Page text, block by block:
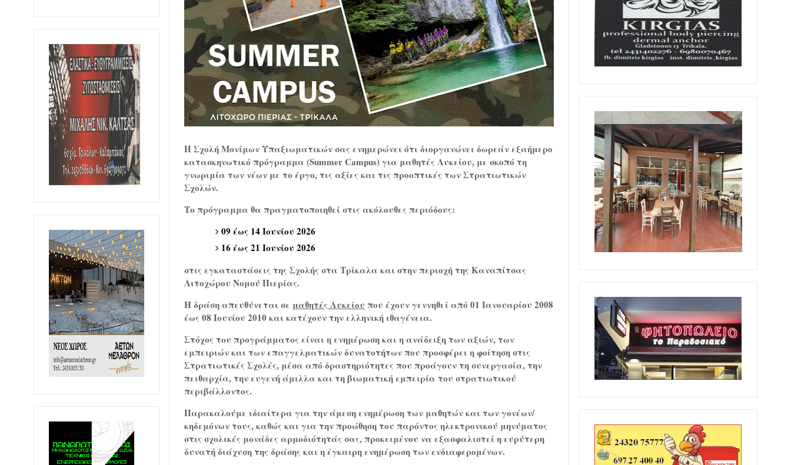
ΗΣχολή Μονίμων Υπαξιωματικώνσας ενημερώνει ότι διοργανώνειδωρεάνεξαήμερο
κατασκηνωτικό πρόγραμμα (Summer Campus) για μαθητές Λυκείου, με σκοπό τη
γνωριμία των νέων με το έργο, τις αξίες και τις προοπτικές των Στρατιωτικών
Σχολών.
Το πρόγραμμα θα πραγματοποιηθεί στις ακόλουθες περιόδους:
09 έως 14 Ιουνίου 2026
16 έως 21 Ιουνίου 2026
στις εγκαταστάσεις της Σχολής στα Τρίκαλα και στην περιοχή της Καναπίτσας
Λιτοχώρου Νομού Πιερίας.
Η δράση απευθύνεται σε μαθητές Λυκείου που έχουν γεννηθεί από 01 Ιανουαρίου 2008
έως 08 Ιουνίου 2010 και κατέχουν την ελληνική ιθαγένεια.
Στόχος του προγράμματος είναι η ενημέρωση και η ανάδειξη των αξιών, των
εμπειριών και των επαγγελματικών δυνατοτήτων που προσφέρει η φοίτηση στις
Στρατιωτικές Σχολές, μέσα από δραστηριότητες που προάγουν τη συνεργασία, την
πειθαρχία, την ευγενή άμιλλα και τη βιωματική εμπειρία του στρατιωτικού
περιβάλλοντος.
Παρακαλούμε ιδιαίτερα για την άμεση ενημέρωση των μαθητών και των γονέων/
κηδεμόνων τους, καθώς και για την προώθηση του παρόντος ηλεκτρονικού μηνύματος
στις σχολικές μονάδες αρμοδιότητάς σας, προκειμένου να εξασφαλιστεί η ευρύτερη
δυνατή διάχυση της δράσης και η έγκαιρη ενημέρωση των ενδιαφερομένων.